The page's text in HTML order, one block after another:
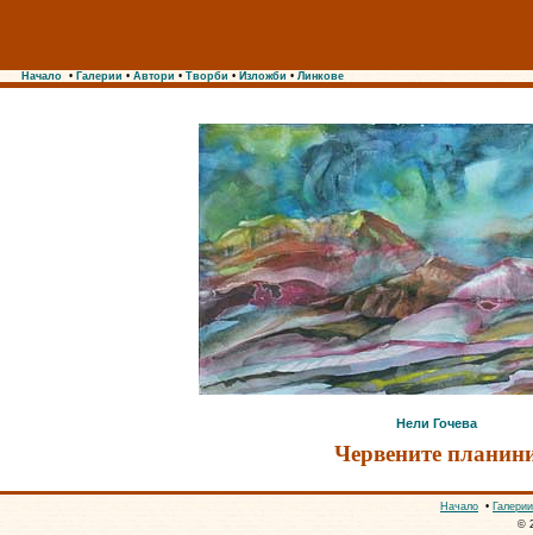
Начало • Галерии • Автори • Творби • Изложби • Линкове
Нели Гочева
Червените
Начало • Галерии
©